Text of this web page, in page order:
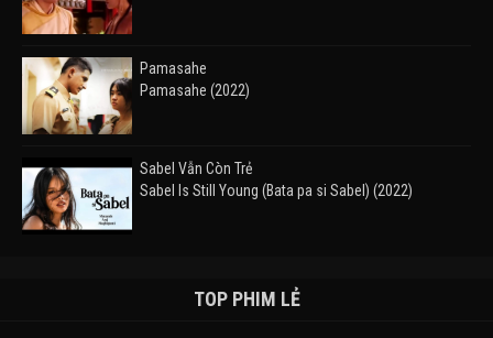
Pamasahe
Pamasahe (2022)
Sabel Vẫn Còn Trẻ
Sabel Is Still Young (Bata pa si Sabel) (2022)
Takas (2024)TOP PHIM LẺ